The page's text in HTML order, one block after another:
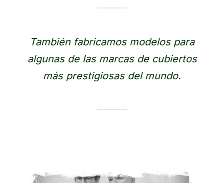
También fabricamos modelos para
algunas de las marcas de cubiertos
más prestigiosas del mundo.